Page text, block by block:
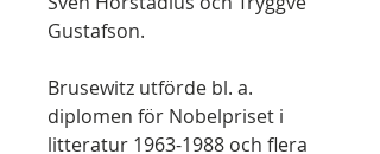
Gustafson.
Brusewitz utförde bl. a.
diplomen för Nobelpriset i
litteratur 1963-1988 och flera